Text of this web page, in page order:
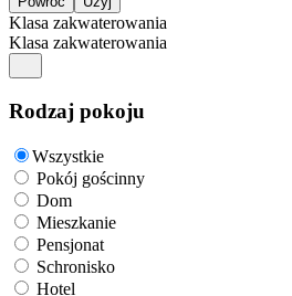
Klasa zakwaterowania
Klasa zakwaterowania
Rodzaj pokoju
Wszystkie
Pokój gościnny
Dom
Mieszkanie
Pensjonat
Schronisko
Hotel